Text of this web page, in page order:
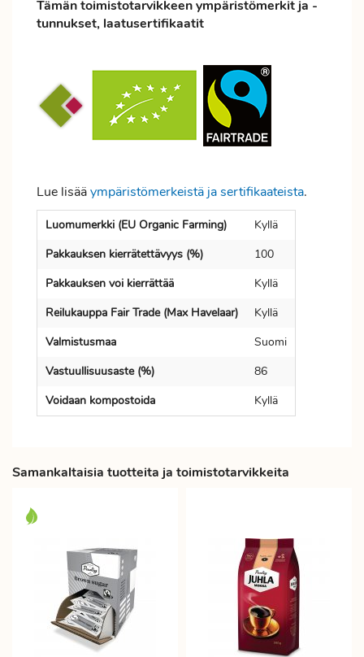
Tämän toimistotarvikkeen ympäristömerkit ja -
tunnukset, laatusertifikaatit
Lue lisääympäristömerkeistä ja sertifikaateista.
Luomumerkki (EU Organic Farming)
Kyllä
Pakkauksen kierrätettävyys (%)
100
Pakkauksen voi kierrättää
Kyllä
Reilukauppa Fair Trade (Max Havelaar)
Kyllä
Valmistusmaa
Suomi
Vastuullisuusaste (%)
86
Voidaan kompostoida
Kyllä
Samankaltaisia tuotteita ja toimistotarvikkeita